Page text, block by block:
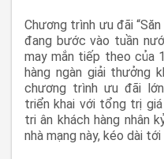
Chương trình ưu đãi
đang bước vào tuần
may mắn tiếp theo của
hàng ngàn giải thưởng
chương trình ưu đãi
triển khai với tổng trị
tri ân khách hàng nhân
nhà mạng này, kéo dài